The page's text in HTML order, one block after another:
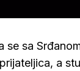
se sa
a